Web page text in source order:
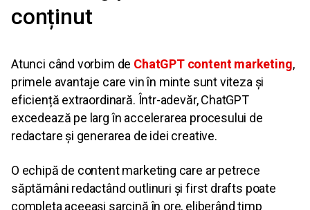
conținut
Atunci când vorbim de ChatGPT content marketing,
primele avantaje care vin în minte sunt viteza și
eficiență extraordinară. Într-adevăr, ChatGPT
excedează pe larg în accelerarea procesului de
redactare și generarea de idei creative.
O echipă de content marketing care ar petrece
săptămâni redactând outlinuri și first drafts poate
completa aceeași sarcină în ore, eliberând timp